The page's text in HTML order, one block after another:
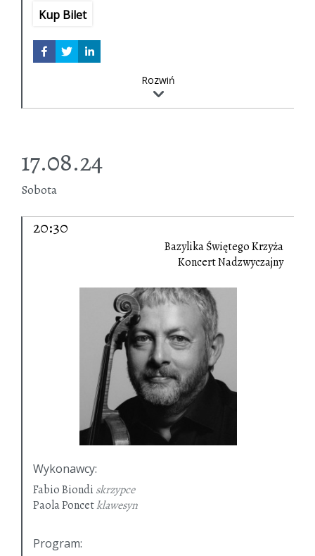
Kup Bilet
Rozwiń
17.08.24
Sobota
20:30
Bazylika Świętego Krzyża
Koncert Nadzwyczajny
Wykonawcy:
Fabio Biondi skrzypce
Paola Poncetklawesyn
Program: